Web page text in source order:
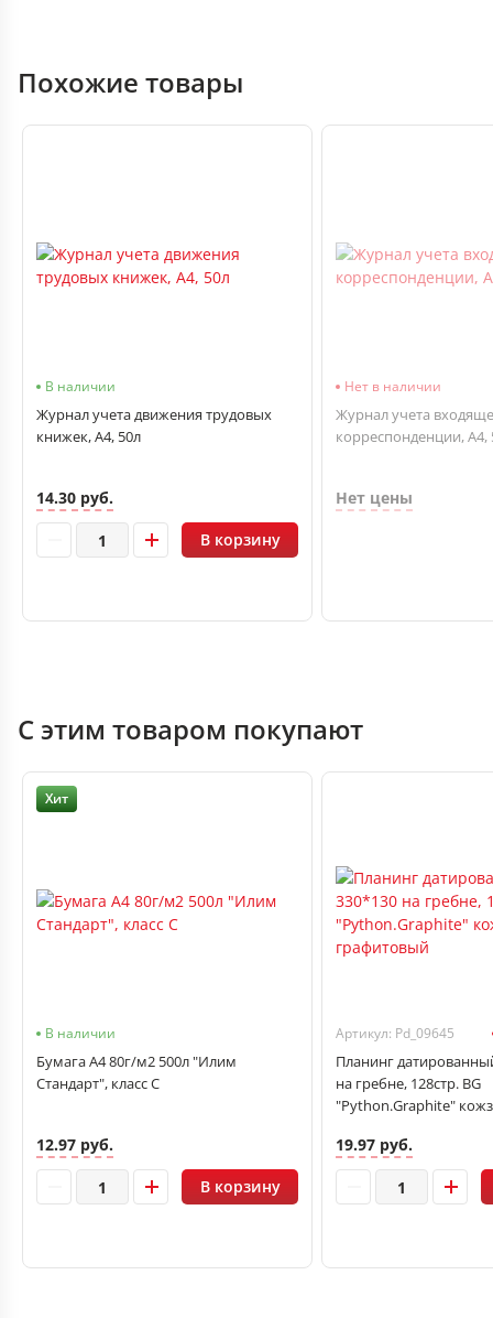
Похожие товары
В наличии
Журнал учета движения трудовых
книжек, А4, 50л
14.30 руб.
В корзину
Нет в наличии
Журнал учета
корреспонденции, А4,
Нет цены
С этим товаром покупают
Хит
В наличии
Бумага А4 80г/м2 500л "Илим
Стандарт", класс С
12.97 руб.
В корзину
Артикул: Pd_09645
Планинг
на гребне, 128стр. BG
"Python.Graphite"
19.97 руб.